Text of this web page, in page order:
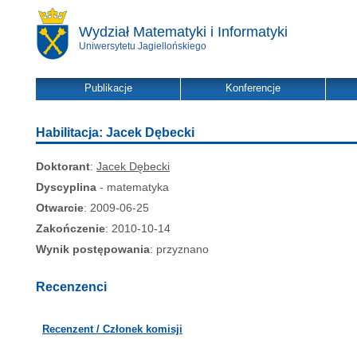
Wydział Matematyki i Informatyki
Uniwersytetu Jagiellońskiego
Publikacje Konferencje
Habilitacja: Jacek Dębecki
Doktorant: Jacek Dębecki
Dyscyplina - matematyka
Otwarcie: 2009-06-25
Zakończenie: 2010-10-14
Wynik postępowania: przyznano
Recenzenci
Recenzent / Członek komisji